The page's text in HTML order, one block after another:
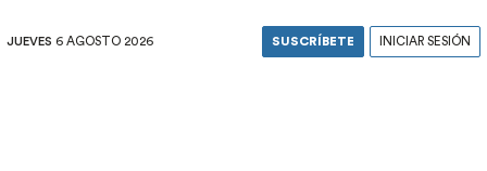
JUEVES 6 AGOSTO 2026 SUSCRÍBETE INICIAR SESIÓN